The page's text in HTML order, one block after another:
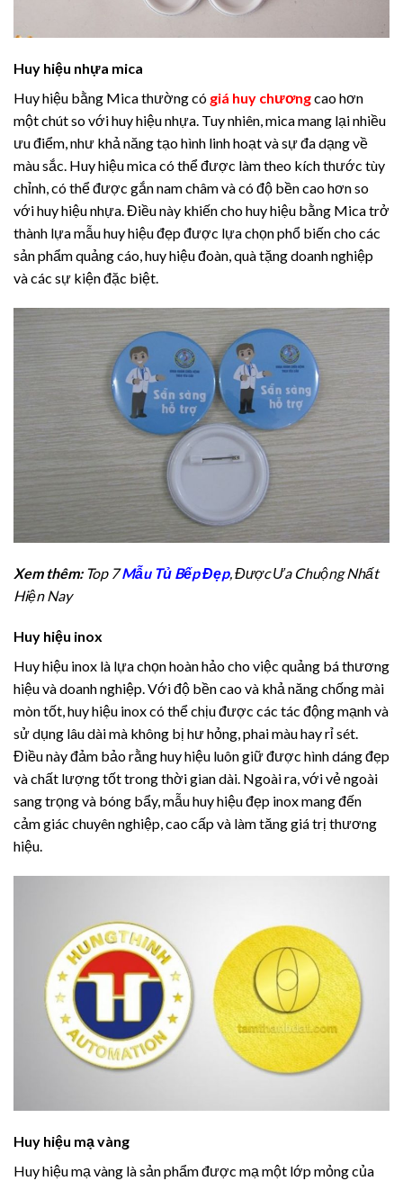
Huy hiệu nhựa mica
Huy hiệu bằng Mica thường có giá huy chươngcao hơn
một chút so với huy hiệu nhựa. Tuy nhiên, mica mang lại nhiều
ưu điểm, như khả năng tạo hình linh hoạt và sự đa dạng về
màu sắc. Huy hiệu mica có thể được làm theo kích thước tùy
chỉnh, có thể được gắn nam châm và có độ bền cao hơn so
với huy hiệu nhựa. Điều này khiến cho huy hiệu bằng Mica trở
thành lựa mẫu huy hiệu đẹp được lựa chọn phổ biến cho các
sản phẩm quảng cáo, huy hiệu đoàn, quà tặng doanh nghiệp
và các sự kiện đặc biệt.
Xem thêm:Top 7Mẫu Tủ Bếp Đẹp, Được Ưa Chuộng Nhất
Hiện Nay
Huy hiệu inox
Huy hiệu inox là lựa chọn hoàn hảo cho việc quảng bá thương
hiệu và doanh nghiệp. Với độ bền cao và khả năng chống mài
mòn tốt, huy hiệu inox có thể chịu được các tác động mạnh và
sử dụng lâu dài mà không bị hư hỏng, phai màu hay rỉ sét.
Điều này đảm bảo rằng huy hiệu luôn giữ được hình dáng đẹp
và chất lượng tốt trong thời gian dài. Ngoài ra, với vẻ ngoài
sang trọng và bóng bẩy, mẫu huy hiệu đẹp inox mang đến
cảm giác chuyên nghiệp, cao cấp và làm tăng giá trị thương
hiệu.
Huy hiệu mạ vàng
Huy hiệu mạ vàng là sản phẩm được mạ một lớp mỏng của